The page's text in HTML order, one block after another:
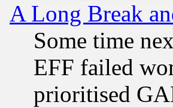
A Long Break
Some time
EFF failed
prioritised